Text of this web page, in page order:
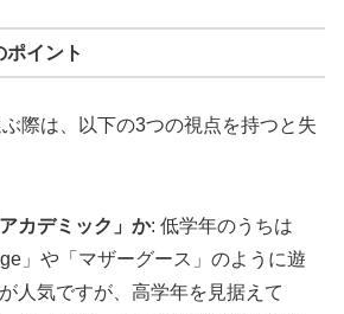
ポイント
際は、以下の3つの視点を持つと失
カデミック」か: 低学年のうちは
」や「マザーグース」のように遊
人気ですが、高学年を見据えて